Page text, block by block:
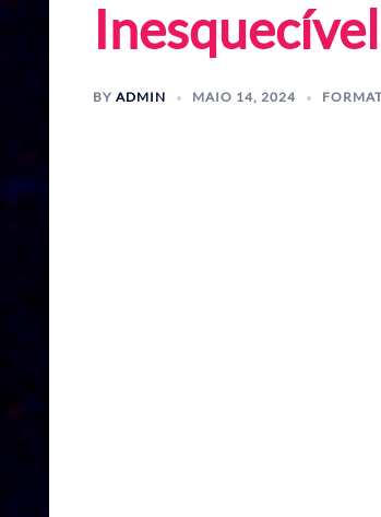
Inesquecível
BY ADMIN MAIO 14, 2024